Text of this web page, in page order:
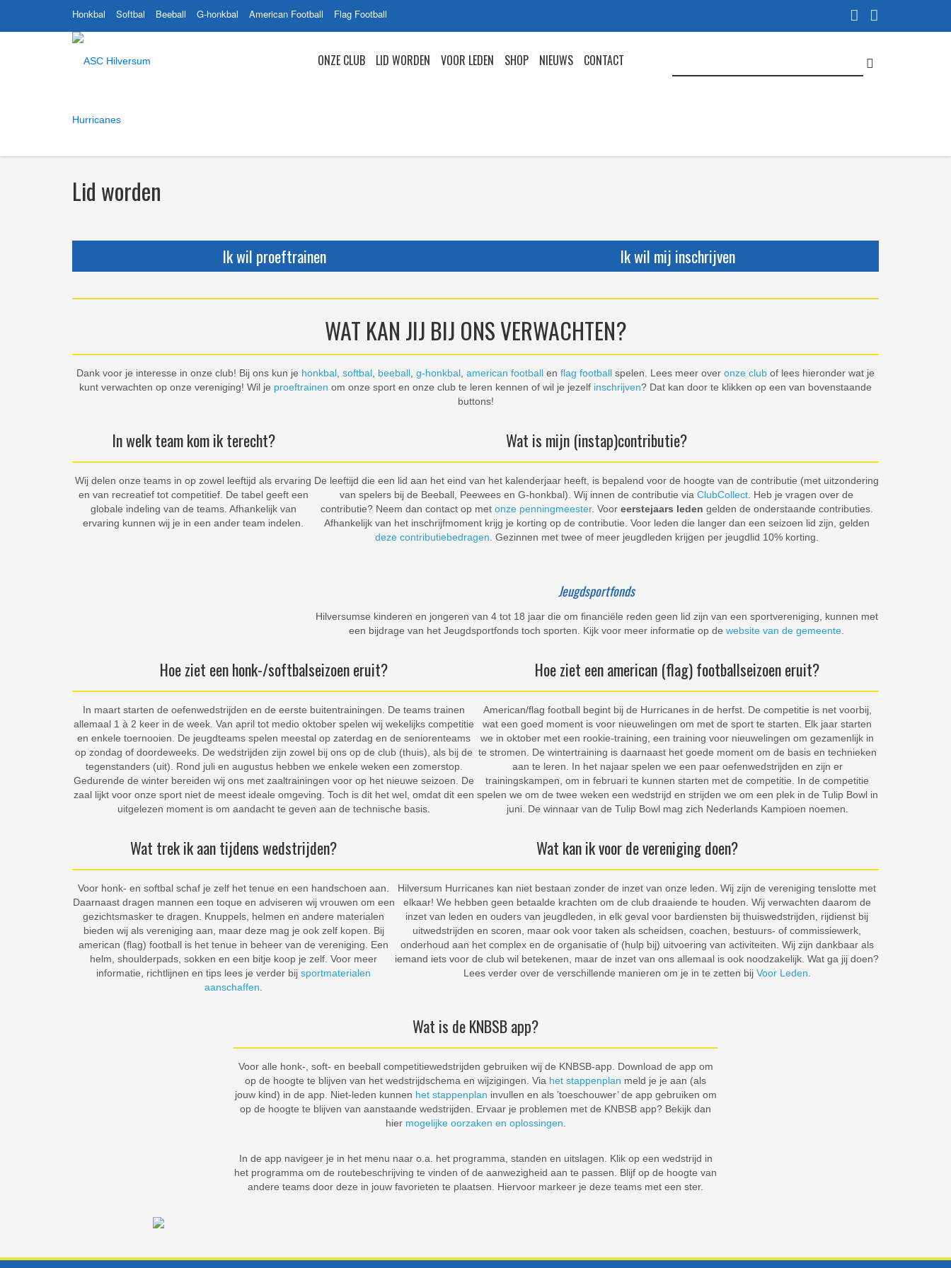
Honkbal Softbal Beeball G-honkbal American Football Flag Football
ONZE CLUB LID WORDEN VOOR LEDEN SHOP NIEUWS CONTACT
Lid worden
Ik wil proeftrainen Ik wil mij inschrijven
WAT KAN JIJ BIJ ONS VERWACHTEN?
Dank voor je interesse in onze club! Bij ons kun je honkbal softbal beeball g-honkbal american football en flag football spelen. Lees meer over onze club of lees hieronder wat je
kunt verwachten op onze vereniging! Wil je proeftrainen om onze sport en onze club te leren kennen of wil je jezelf inschrijven? Dat kan door te klikken op een van bovenstaande
buttons!
In welk team kom ik terecht?
Wij delen onze teams in op zowel leeftijd als ervaring
en van recreatief tot competitief. De tabel geeft een
globale indeling van de teams. Afhankelijk van
ervaring kunnen wij je in een ander team indelen.
Wat is mijn (instap)contributie?
De leeftijd die een lid aan het eind van het kalenderjaar heeft, is bepalend voor de hoogte van de contributie (met uitzondering
van spelers bij de Beeball, Peewees en G-honkbal). Wij innen de contributie via ClubCollect . Heb je vragen over de
contributie? Neem dan contact op met onze penningmeester. Voor eerstejaars leden gelden de onderstaande contributies.
Afhankelijk van het inschrijfmoment krijg je korting op de contributie. Voor leden die langer dan een seizoen lid zijn, gelden
deze contributiebedragen . Gezinnen met twee of meer jeugdleden krijgen per jeugdlid 10% korting.
Jeugdsportfonds
Hilversumse kinderen en jongeren van 4 tot 18 jaar die om financiële reden geen lid zijn van een sportvereniging, kunnen met
een bijdrage van het Jeugdsportfonds toch sporten. Kijk voor meer informatie op de website van de gemeente
Hoe ziet een honk-/softbalseizoen eruit?
In maart starten de oefenwedstrijden en de eerste buitentrainingen. De teams trainen
allemaal 1 à 2 keer in de week. Van april tot medio oktober spelen wij wekelijks competitie
en enkele toernooien. De jeugdteams spelen meestal op zaterdag en de seniorenteams
op zondag of doordeweeks. De wedstrijden zijn zowel bij ons op de club (thuis), als bij de
tegenstanders (uit). Rond juli en augustus hebben we enkele weken een zomerstop.
Gedurende de winter bereiden wij ons met zaaltrainingen voor op het nieuwe seizoen. De
zaal lijkt voor onze sport niet de meest ideale omgeving. Toch is dit het wel, omdat dit een
uitgelezen moment is om aandacht te geven aan de technische basis.
Hoe ziet een american (flag) footballseizoen eruit?
American/flag football begint bij de Hurricanes in de herfst. De competitie is net voorbij,
wat een goed moment is voor nieuwelingen om met de sport te starten. Elk jaar starten
we in oktober met een rookie-training, een training voor nieuwelingen om gezamenlijk in
te stromen. De wintertraining is daarnaast het goede moment om de basis en technieken
aan te leren. In het najaar spelen we een paar oefenwedstrijden en zijn er
trainingskampen, om in februari te kunnen starten met de competitie. In de competitie
spelen we om de twee weken een wedstrijd en strijden we om een plek in de Tulip Bowl in
juni. De winnaar van de Tulip Bowl mag zich Nederlands Kampioen noemen.
Wat trek ik aan tijdens wedstrijden?
Voor honk- en softbal schaf je zelf het tenue en een handschoen aan.
Daarnaast dragen mannen een toque en adviseren wij vrouwen om een
gezichtsmasker te dragen. Knuppels, helmen en andere materialen
bieden wij als vereniging aan, maar deze mag je ook zelf kopen. Bij
american (flag) football is het tenue in beheer van de vereniging. Een
helm, shoulderpads, sokken en een bitje koop je zelf. Voor meer
informatie, richtlijnen en tips lees je verder bij sportmaterialen
aanschaffen
Wat kan ik voor de vereniging doen?
Hilversum Hurricanes kan niet bestaan zonder de inzet van onze leden. Wij zijn de vereniging tenslotte met
elkaar! We hebben geen betaalde krachten om de club draaiende te houden. Wij verwachten daarom de
inzet van leden en ouders van jeugdleden, in elk geval voor bardiensten bij thuiswedstrijden, rijdienst bij
uitwedstrijden en scoren, maar ook voor taken als scheidsen, coachen, bestuurs- of commissiewerk,
onderhoud aan het complex en de organisatie of (hulp bij) uitvoering van activiteiten. Wij zijn dankbaar als
iemand iets voor de club wil betekenen, maar de inzet van ons allemaal is ook noodzakelijk. Wat ga jij doen?
Lees verder over de verschillende manieren om je in te zetten bij Voor Leden
Wat is de KNBSB app?
Voor alle honk-, soft- en beeball competitiewedstrijden gebruiken wij de KNBSB-app. Download de app om
op de hoogte te blijven van het wedstrijdschema en wijzigingen. Via het stappenplan meld je je aan (als
jouw kind) in de app. Niet-leden kunnen het stappenplan invullen en als ’toeschouwer’ de app gebruiken om
op de hoogte te blijven van aanstaande wedstrijden. Ervaar je problemen met de KNBSB app? Bekijk dan
hier mogelijke oorzaken en oplossingen
In de app navigeer je in het menu naar o.a. het programma, standen en uitslagen. Klik op een wedstrijd in
het programma om de routebeschrijving te vinden of de aanwezigheid aan te passen. Blijf op de hoogte van
andere teams door deze in jouw favorieten te plaatsen. Hiervoor markeer je deze teams met een ster.